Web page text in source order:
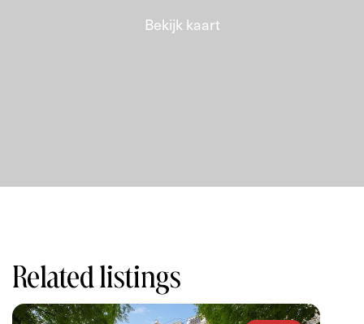
Bekijk kaart
Related listings